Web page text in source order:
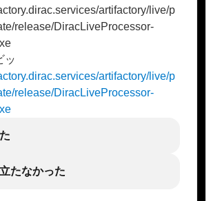
artifactory/live/p
release/DiracLiveProcessor-
ッ
artifactory/live/p
release/DiracLiveProcessor-
たなかった